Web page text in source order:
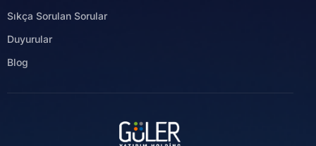
Sıkça Sorulan Sorular
Duyurular
Blog